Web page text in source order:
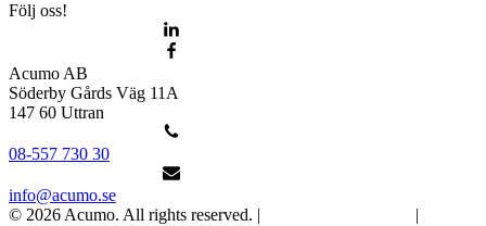
Följ oss!
Acumo AB
Söderby Gårds Väg 11A
147 60 Uttran
08-557 730 30
info@acumo.se
© 2026 Acumo. All rights reserved. |
|